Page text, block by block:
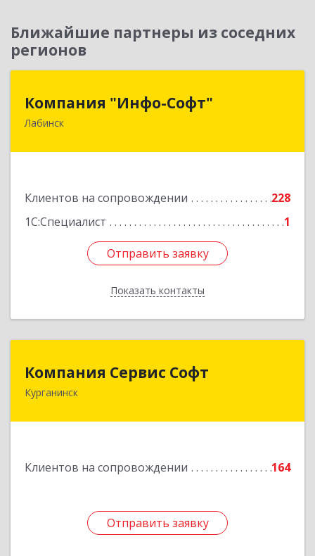
Ближайшие партнеры из соседних
регионов
Компания "Инфо-Софт"
Лабинск
Клиентов на сопровождении
228
1С:Специалист
1
Отправить заявку
Показать контакты
Компания "Инфо-Софт"
352500, Краснодарский край, Лабинский р-н,
Отправить заявку
Назад
Компания Сервис Софт
Курганинск
Клиентов на сопровождении 164
Отправить заявку
Компания Сервис Софт
352430, Краснодарский край, Курганинск г,
Отправить заявку